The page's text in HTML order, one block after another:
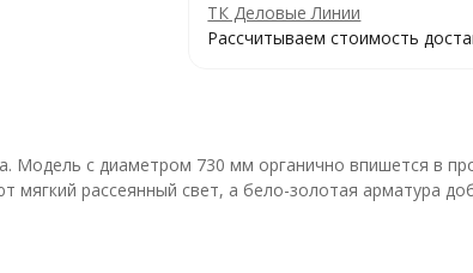
ТК Деловые Линии
Рассчитываем стоимость
Модель с диаметром 730 мм органично впишется в
рассеянный свет, а бело-золотая арматура